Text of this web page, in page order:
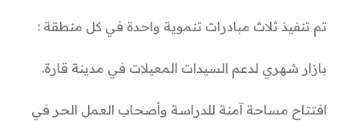
تم تنفيذ ثلاث مبادرات تنموية واحدة في كل منطقة :
بازار شهري لدعم السيدات المعيلات في مدينة قارة.
افتتاح مساحة آمنة للدراسة وأصحاب العمل الحر في